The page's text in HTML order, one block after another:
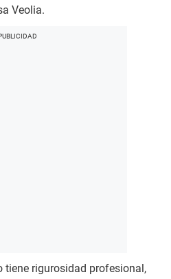
Veolia.
tiene rigurosidad profesional,